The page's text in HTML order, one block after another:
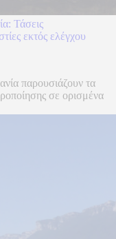
Τάσεις
εκτός ελέγχου
παρουσιάζουν τα
σε ορισμένα